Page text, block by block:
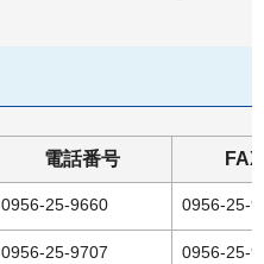
電話番号
0956-25-9660 0956-25-
0956-25-9707 0956-25-